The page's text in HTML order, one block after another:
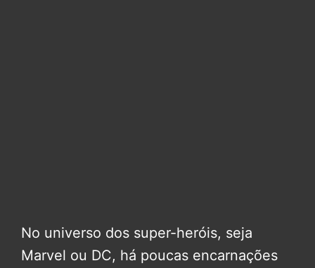
No universo dos super-heróis, seja
Marvel ou DC, há poucas encarnações